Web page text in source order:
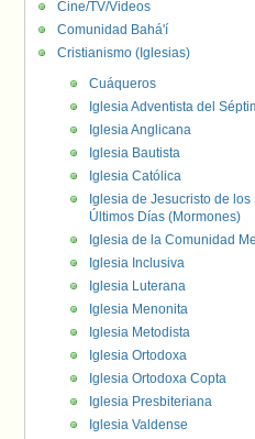
Cine/TV/Videos
Comunidad Bahá'í
Cristianismo (Iglesias)
Cuáqueros
Iglesia Adventista del
Iglesia Anglicana
Iglesia Bautista
Iglesia Católica
Iglesia de Jesucristo de
Últimos Días (Mormones)
Iglesia de la Comunidad
Iglesia Inclusiva
Iglesia Luterana
Iglesia Menonita
Iglesia Metodista
Iglesia Ortodoxa
Iglesia Ortodoxa Copta
Iglesia Presbiteriana
Iglesia Valdense